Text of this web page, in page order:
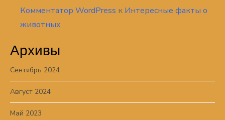
Комментатор WordPress к Интересные факты о
животных
Архивы
Сентябрь 2024
Август 2024
Май 2023